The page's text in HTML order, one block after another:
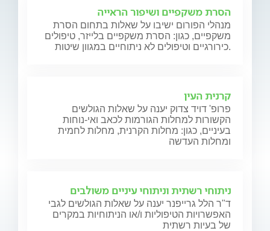
הסרת משקפיים ושיפור הראייה
מנהלי הפורום ישיבו על שאלות בתחום הסרת
משקפיים, כגון: הסרת משקפיים בלייזר, טיפולים
כירורגיים וטיפולים לא ניתוחיים במגוון שיטות.
קרנית העין
פרופ' דויד צדוק יענה על שאלות הגולשים
הקשורות למחלות הגורמות לכאב ואי-נוחות
בעיניים, כגון: מחלות הקרנית, מחלות לחמית
ומחלות העדשה
ניתוחי רשתית וניתוחי עיניים משולבים
ד"ר הלל גרייפנר יענה על שאלות הגולשים לגבי
האפשרויות הטיפוליות ו/או הניתוחיות במקרים
של בעיות רשתית